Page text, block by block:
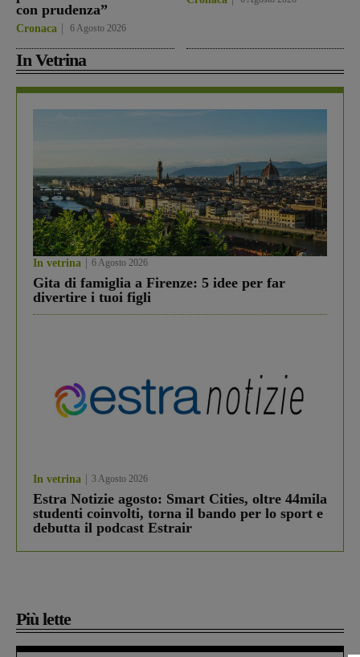
con prudenza”
Cronaca 6 Agosto 2026
In Vetrina
In vetrina 6 Agosto 2026
Gita di famiglia a Firenze: 5 idee per far
divertire i tuoi figli
In vetrina 3 Agosto 2026
Estra Notizie agosto: Smart Cities, oltre 44mila
studenti coinvolti, torna il bando per lo sport e
debutta il podcast Estrair
Più lette